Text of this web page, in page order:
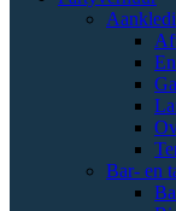
Bar- en